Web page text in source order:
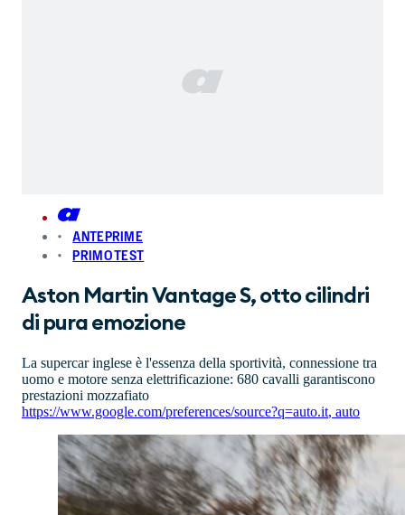
ANTEPRIME
PRIMO TEST
Aston Martin Vantage S, otto cilindri
di pura emozione
La supercar inglese è l'essenza della sportività, connessione tra
uomo e motore senza elettrificazione: 680 cavalli garantiscono
prestazioni mozzafiato
https://www.google.com/preferences/source?q=auto.it, auto